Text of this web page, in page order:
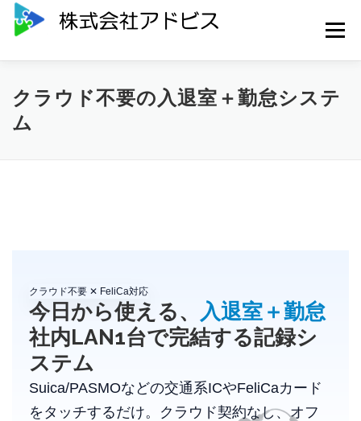
メニュー
HOME SERVICES NEWS CONTACT
クラウド不要の入退室＋勤怠システ
ム
クラウド不要 ✕ FeliCa対応
今日から使える、
入退室＋勤怠
社内LAN1台で完結する記録シ
ステム
Suica/PASMOなどの交通系ICやFeliCaカード
をタッチするだけ。クラウド契約なし、オフ